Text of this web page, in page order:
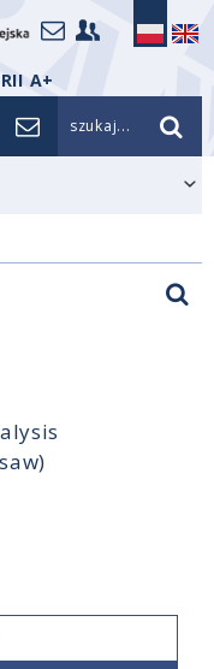
A+
szukaj...